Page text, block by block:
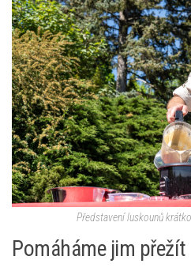
Představení luskounů
Pomáháme jim přežít